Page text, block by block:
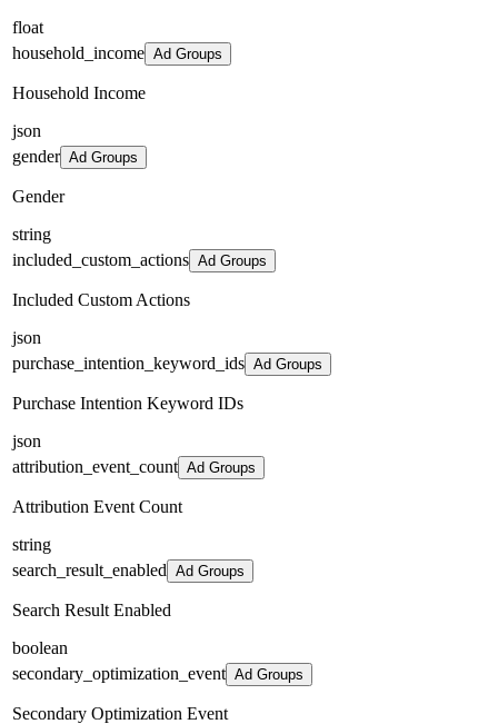
float
household_income Ad Groups
Household Income
json
gender Ad Groups
Gender
string
included_custom_actions Ad Groups
Included Custom Actions
json
purchase_intention_keyword_ids Ad Groups
Purchase Intention Keyword IDs
json
attribution_event_count Ad Groups
Attribution Event Count
string
search_result_enabled Ad Groups
Search Result Enabled
boolean
secondary_optimization_event Ad Groups
Secondary Optimization Event